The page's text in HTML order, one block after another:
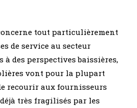
tout particulièrement
de service au secteur
à des perspectives baissières,
vont pour la plupart
recourir aux fournisseurs
très fragilisés par les